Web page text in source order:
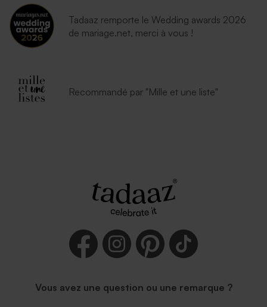
Tadaaz remporte le Wedding awards 2026
de mariage.net, merci à vous !
Recommandé par "Mille et une liste"
Vous avez une question ou une remarque ?